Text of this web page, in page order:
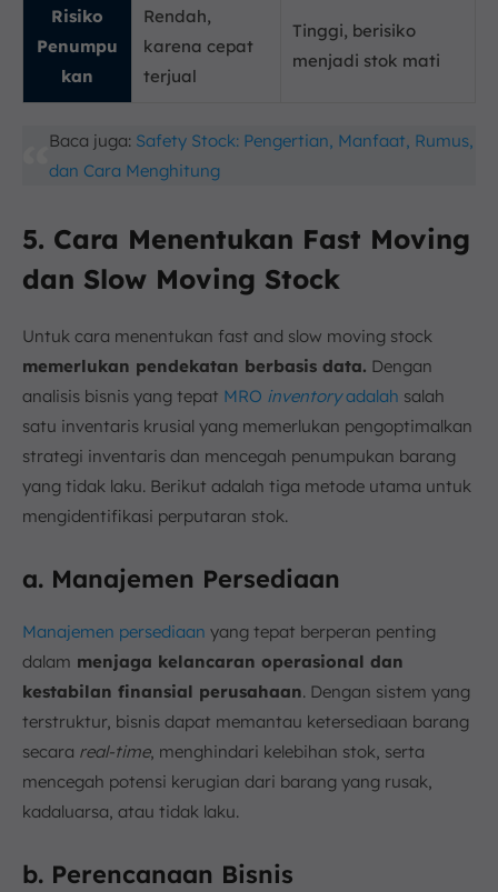
Risiko
Penumpu
kan
Rendah,
karena cepat
terjual
Tinggi, berisiko
menjadi stok mati
Baca juga: Safety Stock: Pengertian, Manfaat, Rumus,
dan Cara Menghitung
5. Cara Menentukan Fast Moving
dan Slow Moving Stock
Untuk cara menentukan fast and slow moving stock
memerlukan pendekatan berbasis data. Dengan
analisis bisnis yang tepat MRO inventoryadalah salah
satu inventaris krusial yang memerlukan pengoptimalkan
strategi inventaris dan mencegah penumpukan barang
yang tidak laku. Berikut adalah tiga metode utama untuk
mengidentifikasi perputaran stok.
a. Manajemen Persediaan
Manajemen persediaan yang tepat berperan penting
dalam menjaga kelancaran operasional dan
kestabilan finansial perusahaan. Dengan sistem yang
terstruktur, bisnis dapat memantau ketersediaan barang
secara real-time, menghindari kelebihan stok, serta
mencegah potensi kerugian dari barang yang rusak,
kadaluarsa, atau tidak laku.
b. Perencanaan Bisnis